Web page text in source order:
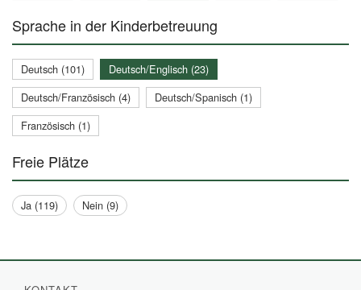
Sprache in der Kinderbetreuung
Deutsch (101)
Deutsch/Englisch (23)
Deutsch/Französisch (4)
Deutsch/Spanisch (1)
Französisch (1)
Freie Plätze
Ja (119) Nein (9)